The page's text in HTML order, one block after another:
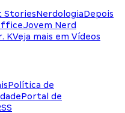
StoriesNerdologiaDepois
Jovem Nerd
KVeja mais em Vídeos
Política de
Portal de